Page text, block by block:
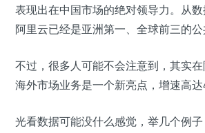
表现出在中国市场的绝对领导力。从
阿里云已经是亚洲第一、全球前三的公
不过，很多人可能不会注意到，其实在
海外市场业务是一个新亮点，增速高达
光看数据可能没什么感觉，举几个例子